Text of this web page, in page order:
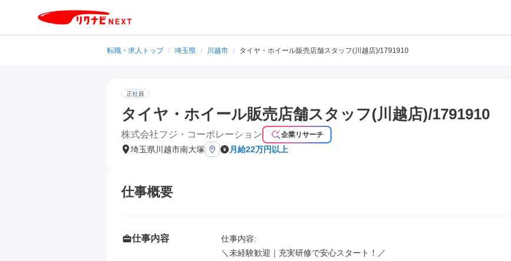
転職・求人トップ / 埼玉県 / 川越市 / タイヤ・ホイール販売店舗スタッフ(川越店)/1791910
正社員
タイヤ・ホイール販売店舗スタッフ(川越店)/1791910
株式会社フジ・コーポレーション 企業リサーチ
埼玉県川越市南大塚 月給22万円以上
仕事概要
仕事内容
仕事内容:
＼未経験歓迎｜充実研修で安心スタート！／